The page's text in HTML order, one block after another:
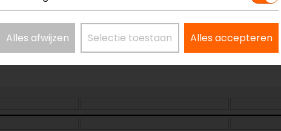
52657
Kleur Zwart
Alles afwijzen Selectie toestaan Alles accepteren